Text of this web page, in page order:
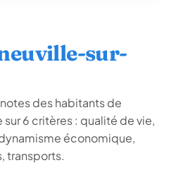
sur-
des habitants de
6 critères : qualité de vie,
économique,
transports.